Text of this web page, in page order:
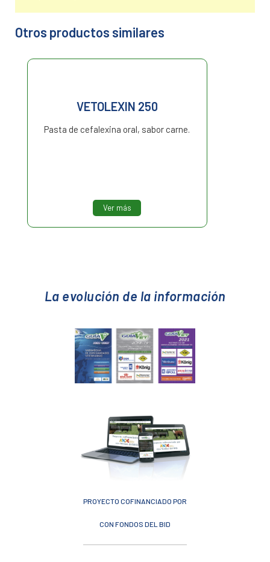
Otros productos similares
VETOLEXIN 250
Pasta de cefalexina oral, sabor carne.
Ver más
La evolución de la información
PROYECTO COFINANCIADO POR
CON FONDOS DEL BID